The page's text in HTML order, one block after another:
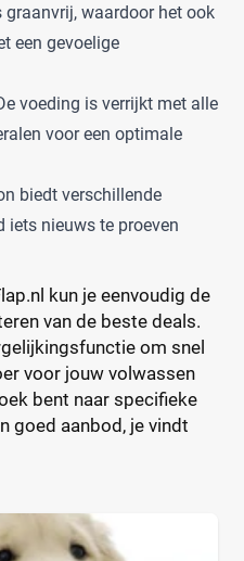
graanvrij, waardoor het ook
een gevoelige
voeding is verrijkt met alle
voor een optimale
biedt verschillende
iets nieuws te proeven
kun je eenvoudig de
van de beste deals.
om snel
voor jouw volwassen
bent naar specifieke
goed aanbod, je vindt